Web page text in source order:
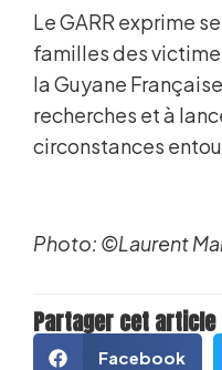
Le GARR exprime
familles des
la Guyane
recherches et à
circonstances
Photo: ©Laurent
Partager cet article
Facebook